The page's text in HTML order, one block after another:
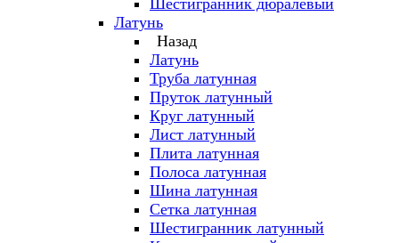
Шестигранник дюралевый
Латунь
Назад
Латунь
Труба латунная
Пруток латунный
Круг латунный
Лист латунный
Плита латунная
Полоса латунная
Шина латунная
Сетка латунная
Шестигранник латунный